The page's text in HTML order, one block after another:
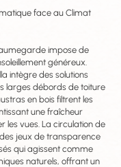
face au Climat
impose de
généreux.
intègre des solutions
larges débords de toiture
en bois filtrent les
une fraîcheur
les vues. La circulation de
jeux de transparence
qui agissent comme
naturels, offrant un